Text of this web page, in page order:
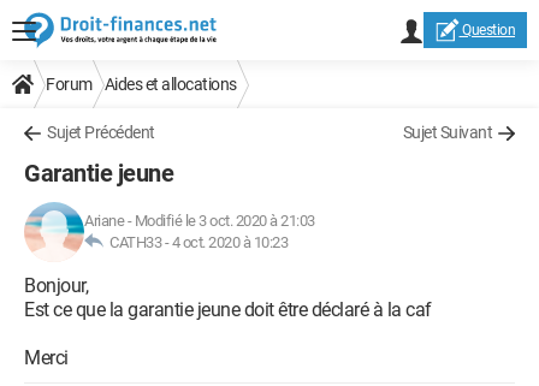
Question
Forum Aides et allocations
Sujet Précédent Sujet Suivant
Garantie jeune
Ariane- Modifié le 3 oct. 2020 à 21:03
CATH33 -4 oct. 2020 à 10:23
Bonjour,
Est ce que la garantie jeune doit être déclaré à la caf
Merci